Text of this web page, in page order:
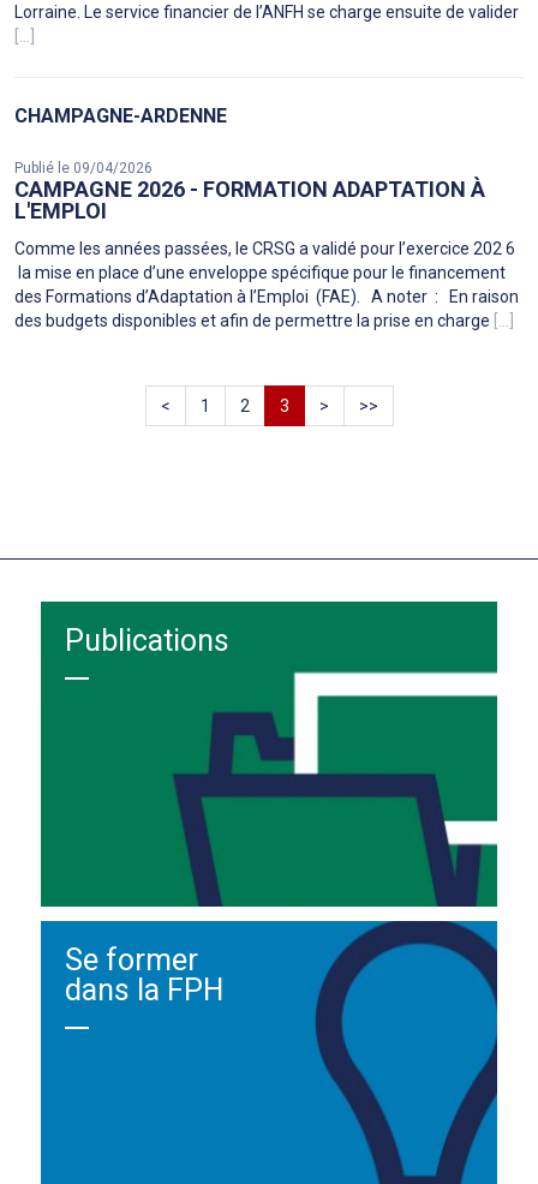
Lorraine. Le service financier de l’ANFH se charge ensuite de valider
[...]
CHAMPAGNE-ARDENNE
Publié le 09/04/2026
CAMPAGNE 2026 - FORMATION ADAPTATION À
L'EMPLOI
Comme les années passées, le CRSG a validé pour l’exercice 202 6
la mise en place d’une enveloppe spécifique pour le financement
des Formations d’Adaptation à l’Emploi (FAE). A noter : En raison
des budgets disponibles et afin de permettre la prise en charge [...]
< 1 2 3 > >>
Publications
Se former
dans la FPH